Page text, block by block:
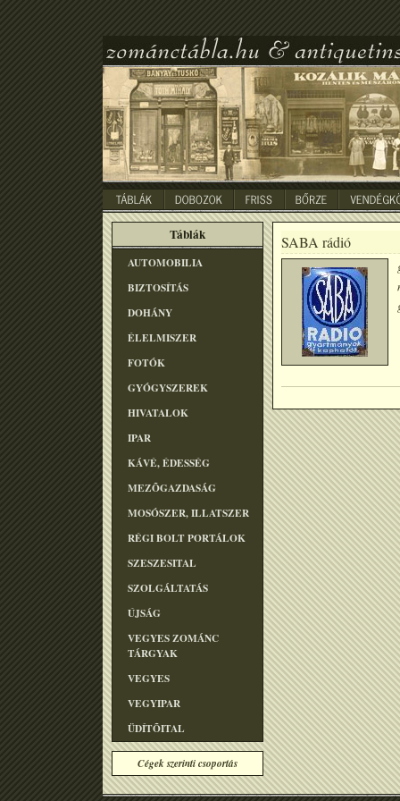
Táblák
AUTOMOBILIA
BIZTOSÍTÁS
DOHÁNY
ÉLELMISZER
FOTÓK
GYÓGYSZEREK
HIVATALOK
IPAR
KÁVÉ, ÉDESSÉG
MEZÕGAZDASÁG
MOSÓSZER, ILLATSZER
RÉGI BOLT PORTÁLOK
SZESZESITAL
SZOLGÁLTATÁS
ÚJSÁG
VEGYES ZOMÁNC
TÁRGYAK
VEGYES
VEGYIPAR
ÜDÍTÕITAL
Cégek szerinti csoportás
SABA rádió